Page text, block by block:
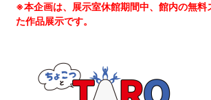
※本企画は、展示室休館期間中、館内の無料
た作品展示です。